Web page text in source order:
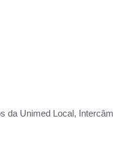
da Unimed Local,